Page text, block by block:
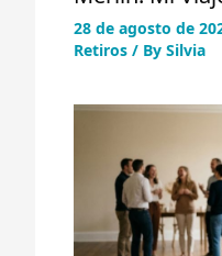
28 de agosto de
Retiros / By Silvia